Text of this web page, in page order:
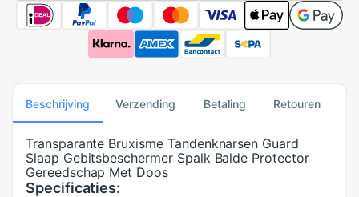
Beschrijving Verzending Betaling Retouren
Transparante Bruxisme Tandenknarsen Guard
Slaap Gebitsbeschermer Spalk Balde Protector
Gereedschap Met Doos
Specificaties: